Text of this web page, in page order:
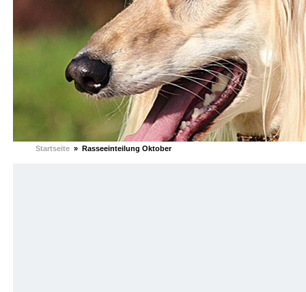
Startseite » Rasseeinteilung Oktober